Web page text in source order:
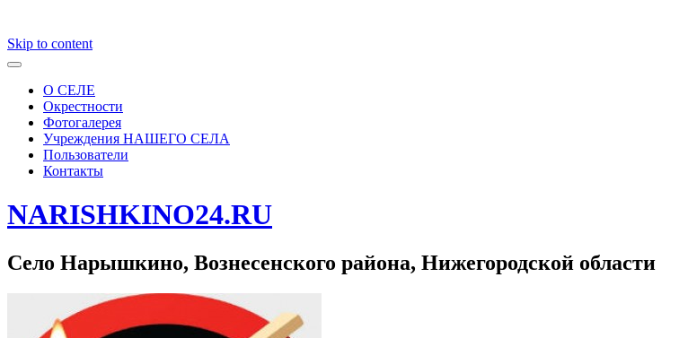
Skip to content
О СЕЛЕ
Окрестности
Фотогалерея
Учреждения НАШЕГО СЕЛА
Пользователи
Контакты
NARISHKINO24.RU
Село Нарышкино, Вознесенского района, Нижегородской области